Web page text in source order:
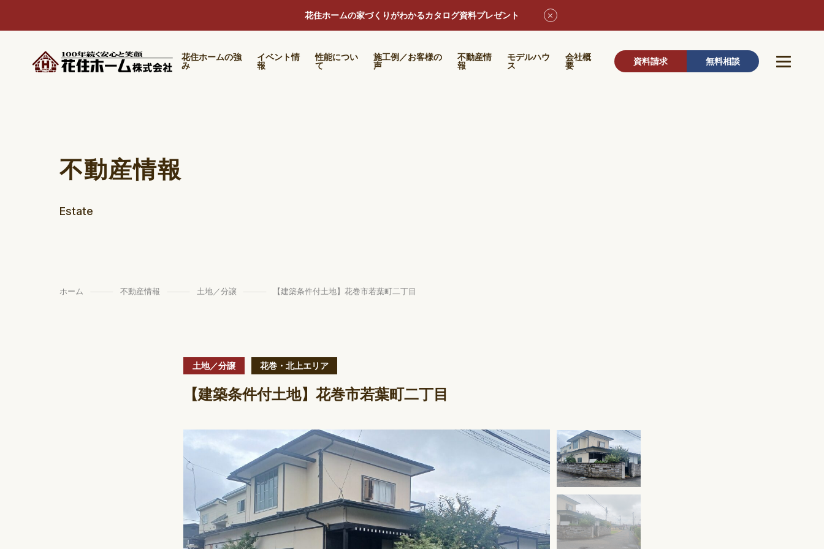
花住ホームの家づくりがわかるカタログ資料プレゼント
花住ホームの強
み
イベント情
報
性能につい
て
施工例／お客様の
声
不動産情
報
モデルハウ
ス
会社概
要 資料請求 無料相談
不動産情報
Estate
ホーム 不動産情報 土地／分譲 【建築条件付土地】花巻市若葉町二丁目
土地／分譲 花巻・北上エリア
【建築条件付土地】花巻市若葉町二丁目